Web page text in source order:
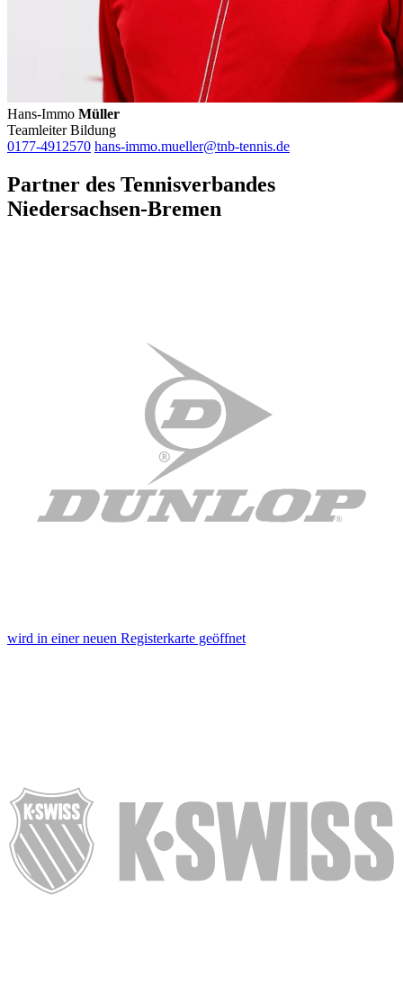
Hans-Immo Müller
Teamleiter Bildung
0177-4912570 hans-immo.mueller@tnb-tennis.de
Partner des Tennisverbandes
Niedersachsen-Bremen
wird in einer neuen Registerkarte geöffnet